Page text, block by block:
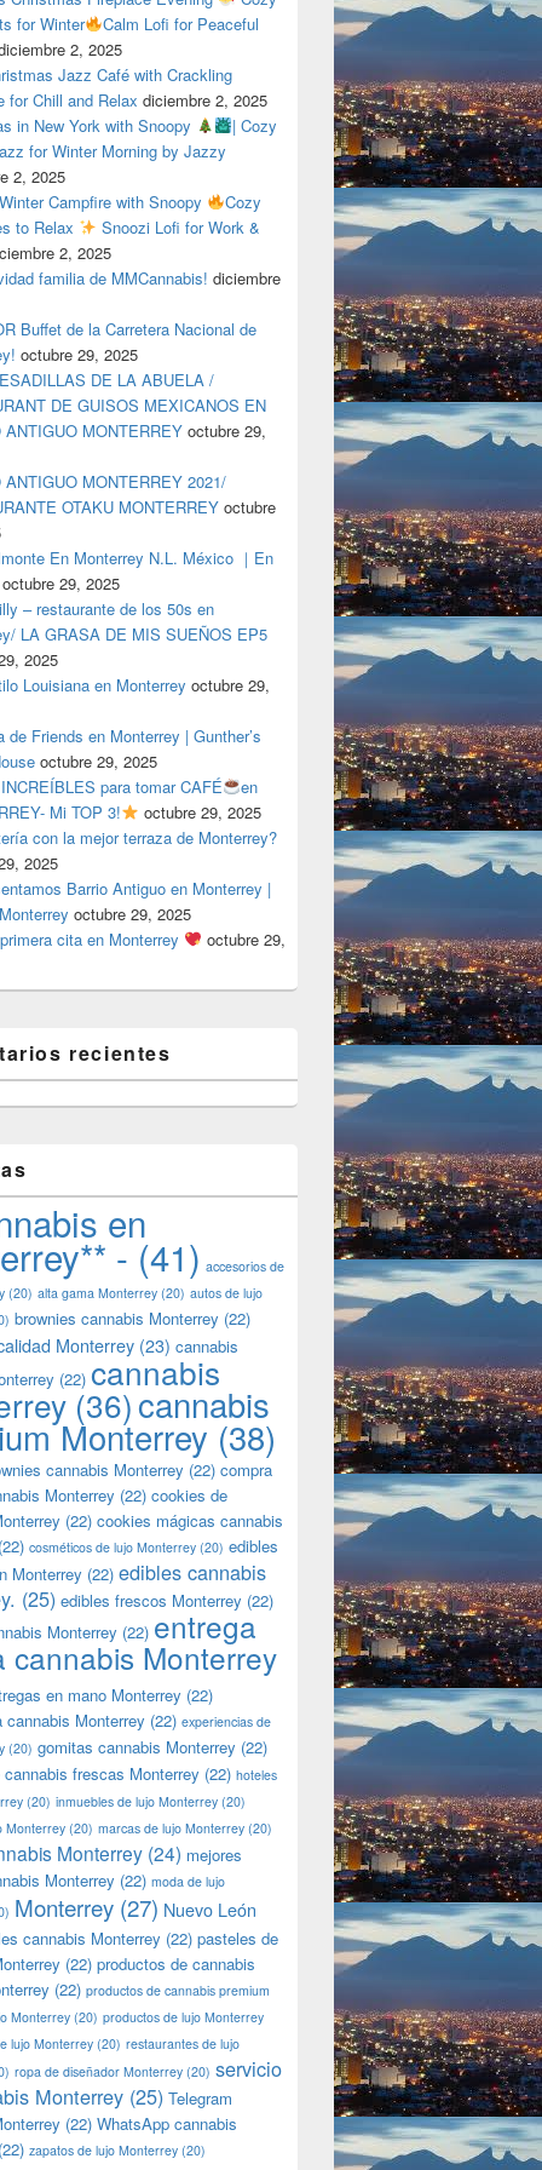
for Winter
Calm Lofi for Peaceful
2, 2025
Jazz Café with Crackling
for Chill and Relax diciembre 2, 2025
in New York with Snoopy
| Cozy
for Winter Morning by Jazzy
2, 2025
Campfire with Snoopy
Cozy
to Relax
Snoozi Lofi for Work &
2, 2025
familia de MMCannabis! diciembre
Buffet de la Carretera Nacional de
octubre 29, 2025
DE LA ABUELA /
DE GUISOS MEXICANOS EN
ANTIGUO MONTERREY octubre 29,
ANTIGUO MONTERREY 2021/
OTAKU MONTERREY octubre
En Monterrey N.L. México ｜En
octubre 29, 2025
– restaurante de los 50s en
LA GRASA DE MIS SUEÑOS EP5
2025
Louisiana en Monterrey octubre 29,
de Friends en Monterrey | Gunther’s
octubre 29, 2025
para tomar CAFÉ
en
Mi TOP 3!
octubre 29, 2025
con la mejor terraza de Monterrey?
2025
Barrio Antiguo en Monterrey |
octubre 29, 2025
cita en Monterrey
octubre 29,
recientes
en
- (41) accesorios de
(20) alta gama Monterrey (20) autos de lujo
brownies cannabis Monterrey (22)
Monterrey (23) cannabis
(22) cannabis
(36)cannabis
Monterrey (38)
cannabis Monterrey (22) compra
Monterrey (22) cookies de
(22) cookies mágicas cannabis
(22) cosméticos de lujo Monterrey (20) edibles
Monterrey (22) edibles cannabis
(25) edibles frescos Monterrey (22)
Monterrey (22) entrega
cannabis Monterrey
en mano Monterrey (22)
cannabis Monterrey (22) experiencias de
(20) gomitas cannabis Monterrey (22)
frescas Monterrey (22) hoteles
(20) inmuebles de lujo Monterrey (20)
Monterrey (20) marcas de lujo Monterrey (20)
Monterrey (24) mejores
Monterrey (22) moda de lujo
Monterrey (27) Nuevo León
cannabis Monterrey (22) pasteles de
(22) productos de cannabis
(22) productos de cannabis premium
Monterrey(20) productos de lujo Monterrey
lujo Monterrey (20) restaurantes de lujo
ropa de diseñador Monterrey (20) servicio
Monterrey (25) Telegram
(22) WhatsApp cannabis
(22) zapatos de lujo Monterrey (20)